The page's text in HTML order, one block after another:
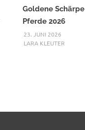
Goldene Schärpe
Pferde 2026
23. JUNI 2026
LARA KLEUTER